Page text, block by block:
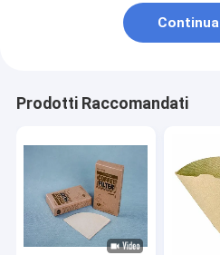
Continua
Prodotti Raccomandati